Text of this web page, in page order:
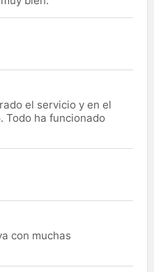
el servicio y en el
Todo ha funcionado
con muchas